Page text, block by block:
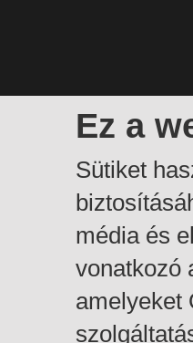
Ez a
Sütiket
média és
vonatkozó
amelyeket